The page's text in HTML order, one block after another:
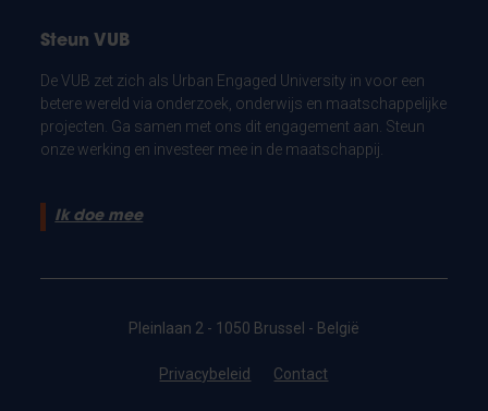
Steun VUB
De VUB zet zich als Urban Engaged University in voor een
betere wereld via onderzoek, onderwijs en maatschappelijke
projecten. Ga samen met ons dit engagement aan. Steun
onze werking en investeer mee in de maatschappij.
Ik doe mee
Pleinlaan 2 - 1050 Brussel - België
Privacybeleid Contact